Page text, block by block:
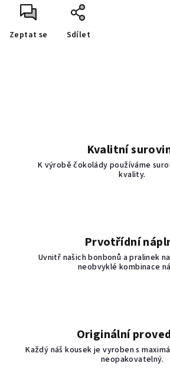
Zeptat se Sdílet
Kvalitní
K výrobě čokolády používáme
kvality.
Prvotřídní
Uvnitř našich bonbonů a pralinek
neobvyklé kombinace
Originální
Každý náš kousek je vyroben s
neopakovatelný.